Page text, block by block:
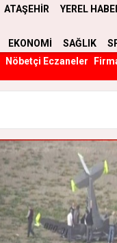
ATAŞEHİR YEREL
EKONOMİ SAĞLIK
Nöbetçi Eczaneler